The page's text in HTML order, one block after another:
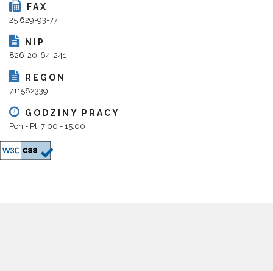
FAX
25 629-93-77
NIP
826-20-64-241
REGON
711582339
GODZINY PRACY
Pon - Pt: 7:00 - 15:00